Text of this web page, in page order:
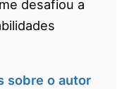
desafiou a
sobre o autor